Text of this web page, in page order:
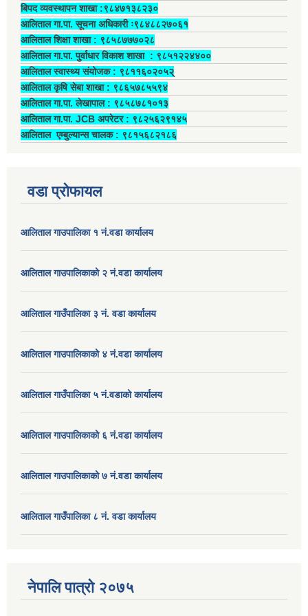
बिपद व्यवस्थापन शाखा :९८४७१३८२३०
आलिताल गा.पा. सूचना अधिकारी ः९८४८८२७०६१
आलिताल शिक्षा शाखा : ९८५८७७७०२८
आलिताल गा.पा. पुर्वाधार विकाश शाखा ‍: ९८५१२२४४००
आलिताल स्वास्थ्य संयोजक ‍: ९८११६०२०५२्
आलिताल कृषि सेबा शाखा : ९८६५७८५५९४
आलिताल गा.पा. लेखापाल ‍: ९८५८७८१०१३
आलिताल गा.पा. JCB अपरेटर ‍: ९८२५६२९१४५
आलिताल एम्बुल्यान्स चालक ‍: ९८१५६८२१८६
वडा प्रोफायल
आलिताल गाउपालिका १ नं.वडा कार्यालय
आलिताल गाउपालिकाको २ नं.वडा कार्यालय
आलिताल गाउँपालिका ३ नं. वडा कार्यालय
आलिताल गाउपालिकाको ४ नं.वडा कार्यालय
आलिताल गाउँपालिका ५ नं.वडाको कार्यालय
आलिताल गाउपालिकाको ६ नं.वडा कार्यालय
आलिताल गाउपालिकाको ७ नं.वडा कार्यालय
आलिताल गाउँपालिका ८ नं. वडा कार्यालय
नेपालि पात्रो २०७५